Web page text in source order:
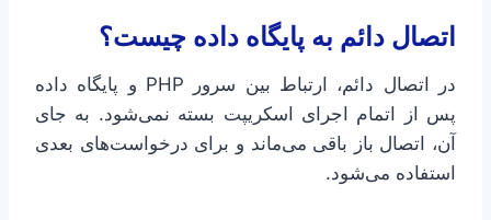
اتصال دائم به پایگاه داده چیست؟
در اتصال دائم، ارتباط بین سرور PHP و پایگاه داده
پس از اتمام اجرای اسکریپت بسته نمی‌شود. به جای
آن، اتصال باز باقی می‌ماند و برای درخواست‌های بعدی
استفاده می‌شود.